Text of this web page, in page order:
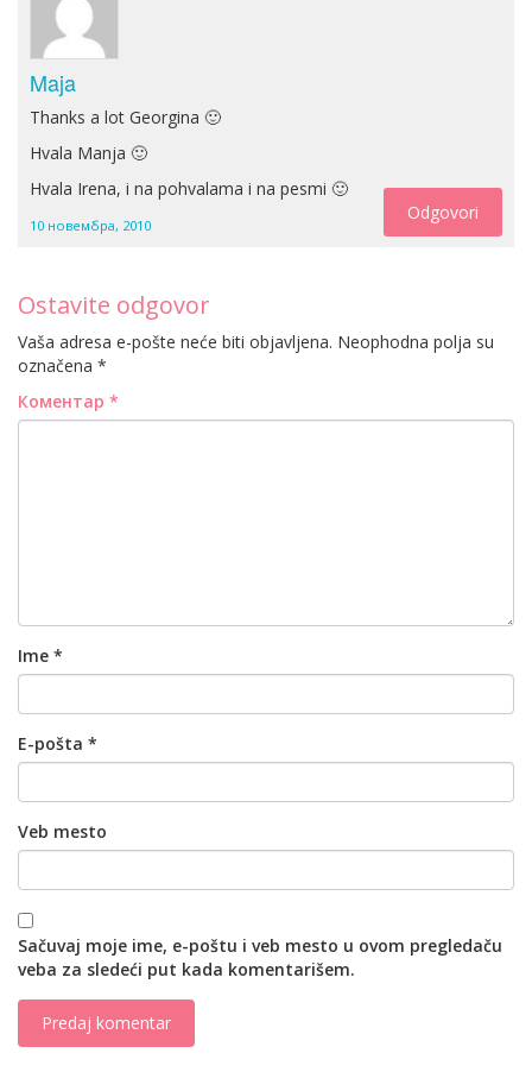
Maja
Thanks a lot Georgina 🙂
Hvala Manja 🙂
Hvala Irena, i na pohvalama i na pesmi 🙂
10 новембра, 2010
Odgovori
Ostavite odgovor
Vaša adresa e-pošte neće biti objavljena. Neophodna polja su
označena *
Коментар *
Ime *
E-pošta *
Veb mesto
Sačuvaj moje ime, e-poštu i veb mesto u ovom pregledaču
veba za sledeći put kada komentarišem.